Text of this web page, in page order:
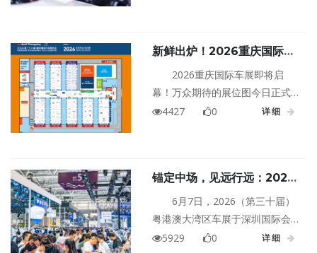
领取
新鲜出炉！2026重庆国际车
展展位图抢先看
2026重庆国际车展即将启
幕！万众期待的展位图今日正式
公布，你想看的新车这里全都
4427 0 详细
锚定中场，见远行远：2026
粤港澳大湾区车展圆满闭幕
6月7日，2026（第三十届）
粤港澳大湾区车展于深圳国际会
展中心（宝安）圆满闭幕，展会
5929 0 详细